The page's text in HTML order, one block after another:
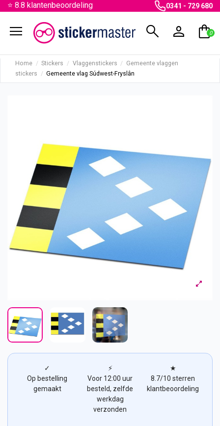
⭐ 8.8 klantenbeoordeling 0341 - 729 680
menu search person shopping_bag
0
Home Stickers Vlaggenstickers
Gemeente vlaggen
stickers
Gemeente vlag Súdwest-Fryslân
✓
Op bestelling
gemaakt
⚡
Voor 12:00 uur
besteld, zelfde
werkdag
verzonden
★
8.7/10 sterren
klantbeoordeling